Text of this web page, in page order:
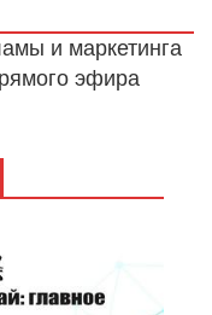
и маркетинга
эфира